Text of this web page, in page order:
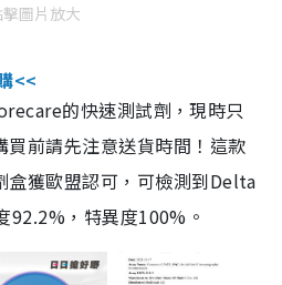
擊圖片放大
<<
的快速測試劑，現時只
前請先注意送貨時間！這款
盒獲歐盟認可，可檢測到Delta
，特異度100%。